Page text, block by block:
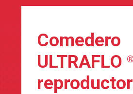
Comedero
ULTRAFLO ®